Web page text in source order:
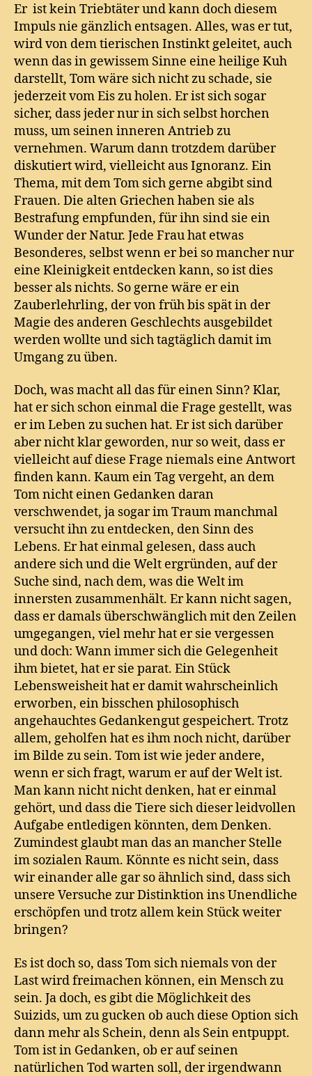
Er ist kein Triebtäter und kann doch diesem
Impuls nie gänzlich entsagen. Alles, was er tut,
wird von dem tierischen Instinkt geleitet, auch
wenn das in gewissem Sinne eine heilige Kuh
darstellt, Tom wäre sich nicht zu schade, sie
jederzeit vom Eis zu holen. Er ist sich sogar
sicher, dass jeder nur in sich selbst horchen
muss, um seinen inneren Antrieb zu
vernehmen. Warum dann trotzdem darüber
diskutiert wird, vielleicht aus Ignoranz. Ein
Thema, mit dem Tom sich gerne abgibt sind
Frauen. Die alten Griechen haben sie als
Bestrafung empfunden, für ihn sind sie ein
Wunder der Natur. Jede Frau hat etwas
Besonderes, selbst wenn er bei so mancher nur
eine Kleinigkeit entdecken kann, so ist dies
besser als nichts. So gerne wäre er ein
Zauberlehrling, der von früh bis spät in der
Magie des anderen Geschlechts ausgebildet
werden wollte und sich tagtäglich damit im
Umgang zu üben.
Doch, was macht all das für einen Sinn? Klar,
hat er sich schon einmal die Frage gestellt, was
er im Leben zu suchen hat. Er ist sich darüber
aber nicht klar geworden, nur so weit, dass er
vielleicht auf diese Frage niemals eine Antwort
finden kann. Kaum ein Tag vergeht, an dem
Tom nicht einen Gedanken daran
verschwendet, ja sogar im Traum manchmal
versucht ihn zu entdecken, den Sinn des
Lebens. Er hat einmal gelesen, dass auch
andere sich und die Welt ergründen, auf der
Suche sind, nach dem, was die Welt im
innersten zusammenhält. Er kann nicht sagen,
dass er damals überschwänglich mit den Zeilen
umgegangen, viel mehr hat er sie vergessen
und doch: Wann immer sich die Gelegenheit
ihm bietet, hat er sie parat. Ein Stück
Lebensweisheit hat er damit wahrscheinlich
erworben, ein bisschen philosophisch
angehauchtes Gedankengut gespeichert. Trotz
allem, geholfen hat es ihm noch nicht, darüber
im Bilde zu sein. Tom ist wie jeder andere,
wenn er sich fragt, warum er auf der Welt ist.
Man kann nicht nicht denken, hat er einmal
gehört, und dass die Tiere sich dieser leidvollen
Aufgabe entledigen könnten, dem Denken.
Zumindest glaubt man das an mancher Stelle
im sozialen Raum. Könnte es nicht sein, dass
wir einander alle gar so ähnlich sind, dass sich
unsere Versuche zur Distinktion ins Unendliche
erschöpfen und trotz allem kein Stück weiter
bringen?
Es ist doch so, dass Tom sich niemals von der
Last wird freimachen können, ein Mensch zu
sein. Ja doch, es gibt die Möglichkeit des
Suizids, um zu gucken ob auch diese Option sich
dann mehr als Schein, denn als Sein entpuppt.
Tom ist in Gedanken, ob er auf seinen
natürlichen Tod warten soll, der irgendwann